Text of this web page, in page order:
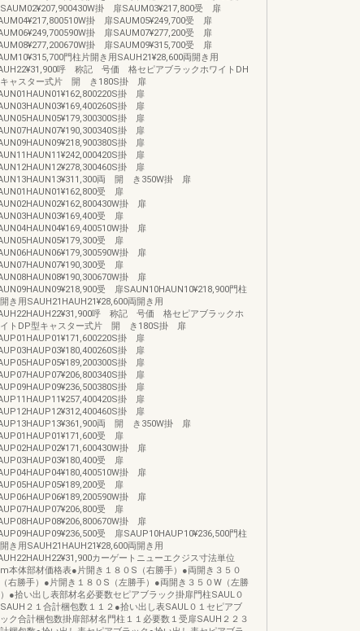
掛 扉SAUM03¥217,800受 扉
掛 扉SAUM05¥249,700受 扉
掛 扉SAUM07¥277,200受 扉
掛 扉SAUM09¥315,700受 扉
門柱片開き用SAUH21¥28,600両開き用
呼 称記 号価 格セピアブラックホワイトDH
ャスター式片 開 き180S掛 扉
掛 扉
掛 扉
掛 扉
掛 扉
掛 扉
掛 扉
掛 扉
両 開 き350W掛 扉
受 扉
掛 扉
受 扉
掛 扉
受 扉
掛 扉
受 扉
掛 扉
受 扉SAUN10HAUN10¥218,900門柱
き用SAUH21HAUH21¥28,600両開き用
呼 称記 号価 格セピアブラックホ
イトDP型キャスター式片 開 き180S掛 扉
掛 扉
掛 扉
掛 扉
掛 扉
掛 扉
掛 扉
掛 扉
両 開 き350W掛 扉
受 扉
掛 扉
受 扉
掛 扉
受 扉
掛 扉
受 扉
掛 扉
受 扉SAUP10HAUP10¥236,500門柱
き用SAUH21HAUH21¥28,600両開き用
カーゲートニューエクジス寸法単位
本体部材価格表●片開き１８０S（右勝手）●両開き３５０
右勝手）●片開き１８０S（左勝手）●両開き３５０W（左勝
●拾い出し表部材名必要数セピアブラック掛扉門柱SAUL０
SAUH２１合計梱包数１１２●拾い出し表SAUL０１セピアブ
ク合計梱包数掛扉部材名門柱１１必要数１受扉SAUH２２３